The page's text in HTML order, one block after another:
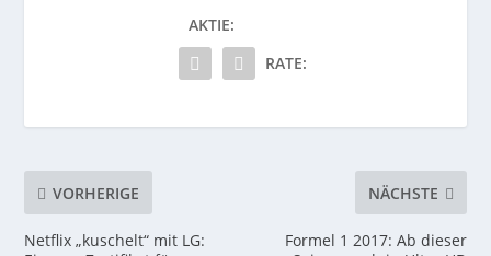
AKTIE:
RATE:
VORHERIGE
Netflix „kuschelt“ mit LG:
NÄCHSTE
Formel 1 2017: Ab dieser